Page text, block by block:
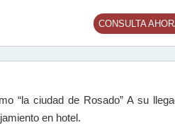
CONSULTA
“la ciudad de Rosado” A su
en hotel.